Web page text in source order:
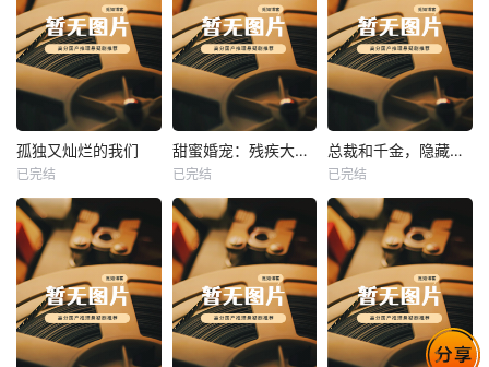
热播
未知
孤独又灿烂的我们
已完结
热播
未知
甜蜜婚宠：残疾大佬夜夜撩
已完结
热播
未知
总裁和千金，隐藏身份闪婚了
已完结